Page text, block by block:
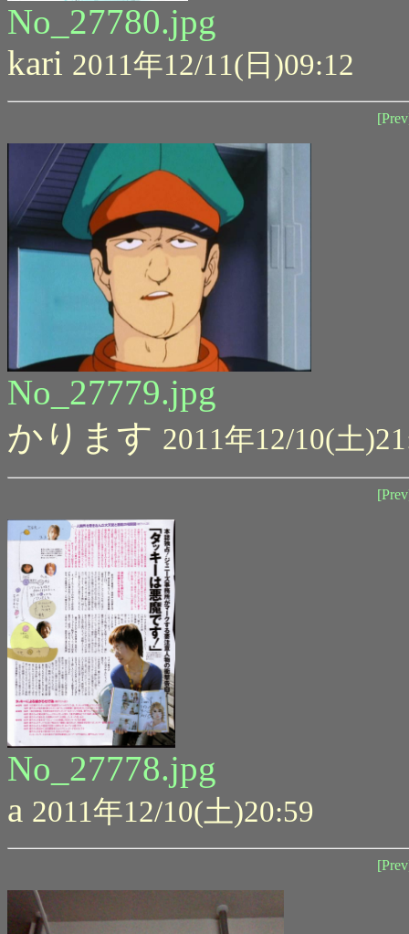
No_27780.jpg
kari 2011年12/11(日)09:12
No_27779.jpg
かります 2011年12/10(土
No_27778.jpg
a 2011年12/10(土)20:59